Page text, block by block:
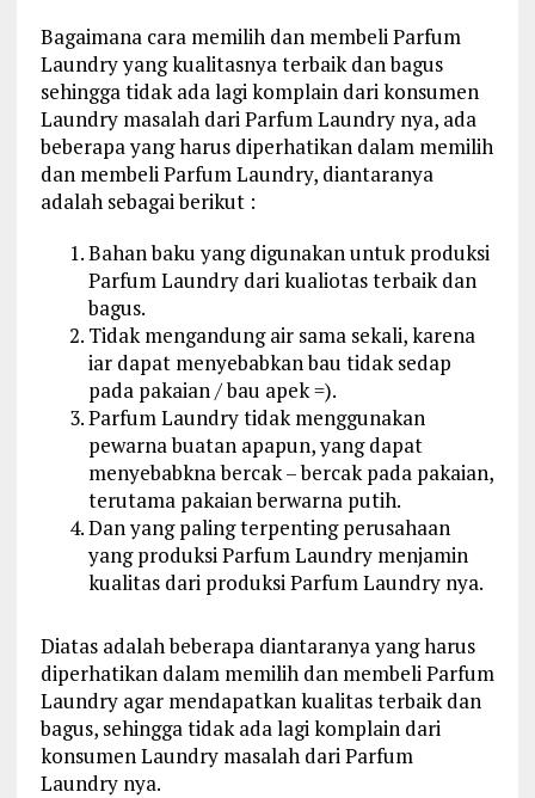
Bagaimana cara memilih dan membeli Parfum
Laundry yang kualitasnya terbaik dan bagus
sehingga tidak ada lagi komplain dari konsumen
Laundry masalah dari Parfum Laundry nya, ada
beberapa yang harus diperhatikan dalam memilih
dan membeli Parfum Laundry, diantaranya
adalah sebagai berikut :
Bahan baku yang digunakan untuk produksi
Parfum Laundry dari kualiotas terbaik dan
bagus.
Tidak mengandung air sama sekali, karena
iar dapat menyebabkan bau tidak sedap
pada pakaian / bau apek =).
Parfum Laundry tidak menggunakan
pewarna buatan apapun, yang dapat
menyebabkna bercak – bercak pada pakaian,
terutama pakaian berwarna putih.
Dan yang paling terpenting perusahaan
yang produksi Parfum Laundry menjamin
kualitas dari produksi Parfum Laundry nya.
Diatas adalah beberapa diantaranya yang harus
diperhatikan dalam memilih dan membeli Parfum
Laundry agar mendapatkan kualitas terbaik dan
bagus, sehingga tidak ada lagi komplain dari
konsumen Laundry masalah dari Parfum
Laundry nya.